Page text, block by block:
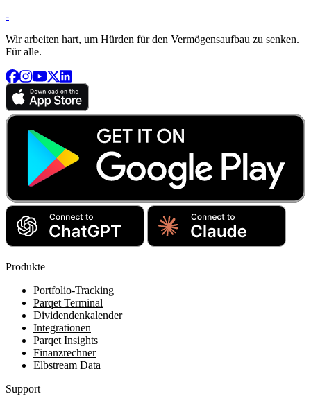
-
Wir arbeiten hart, um Hürden für den Vermögensaufbau zu senken.
Für alle.
Produkte
Portfolio-Tracking
Parqet Terminal
Dividendenkalender
Integrationen
Parqet Insights
Finanzrechner
Elbstream Data
Support